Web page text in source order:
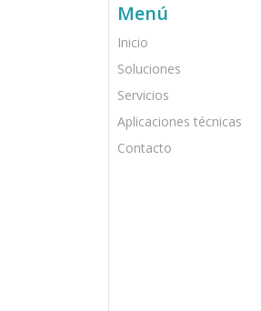
Menú
Inicio
Soluciones
Servicios
Aplicaciones técnicas
Contacto